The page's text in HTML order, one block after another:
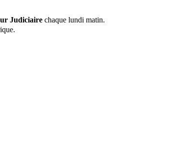
Judiciaire chaque lundi matin.